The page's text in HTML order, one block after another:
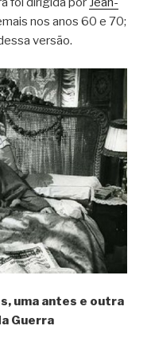
nos anos 60 e 70;
versão.
uma antes e outra
Guerra